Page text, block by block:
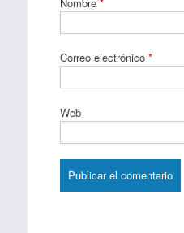
Correo electrónico *
Web